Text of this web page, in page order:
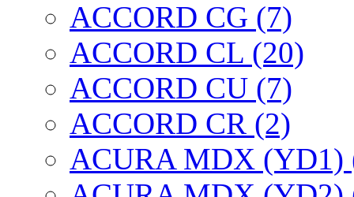
ACCORD CG (7)
ACCORD CL (20)
ACCORD CU (7)
ACCORD CR (2)
ACURA MDX (YD1)